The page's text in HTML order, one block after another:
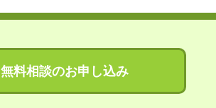
無料相談のお申し込み